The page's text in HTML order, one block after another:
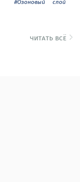
#Озоновый слой
читать всё